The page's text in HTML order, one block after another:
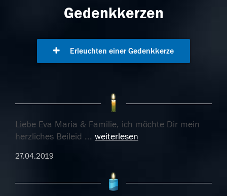
Gedenkkerzen
Erleuchten einer Gedenkkerze
Liebe Eva Maria & Familie, ich möchte Dir mein
herzliches Beileid ... weiterlesen
27.04.2019